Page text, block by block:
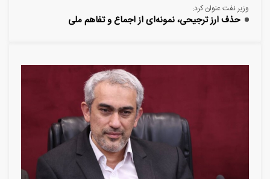
وزیر نفت عنوان کرد:
حذف ارز ترجیحی، نمونه‌ای از اجماع و تفاهم ملی